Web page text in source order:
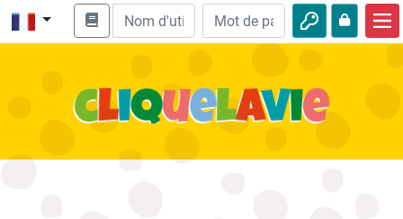
Enseignement biblique